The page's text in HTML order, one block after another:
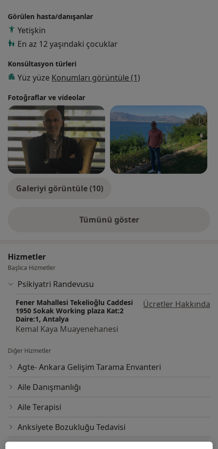
Görülen hasta/danışanlar
Yetişkin
En az 12 yaşındaki çocuklar
Konsültasyon türleri
Yüz yüze Konumları görüntüle (1)
Fotoğraflar ve videolar
Galeriyi görüntüle (10)
Tümünü gösterdeneyim hakkında
Hizmetler
Başlıca Hizmetler
Psikiyatri Randevusu
Fener Mahallesi Tekelioğlu Caddesi
1950 Sokak Working plaza Kat:2
Daire:1, Antalya
Ücretler Hakkında
Kemal Kaya Muayenehanesi
Diğer Hizmetler
Agte- Ankara Gelişim Tarama Envanteri
Aile Danışmanlığı
Aile Terapisi
Anksiyete Bozukluğu Tedavisi